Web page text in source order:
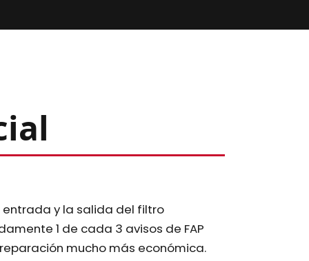
entrada y la salida del filtro
1 de cada 3 avisos de FAP
mucho más económica.